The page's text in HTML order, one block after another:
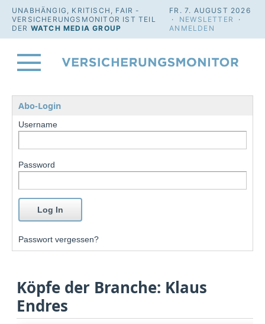
UNABHÄNGIG, KRITISCH, FAIR -
VERSICHERUNGSMONITOR IST TEIL
DER WATCH MEDIA GROUP
FR. 7. AUGUST 2026
· NEWSLETTER
·
ANMELDEN
Abo-Login
Username
Password
Passwort vergessen?
Köpfe der Branche: Klaus
Endres